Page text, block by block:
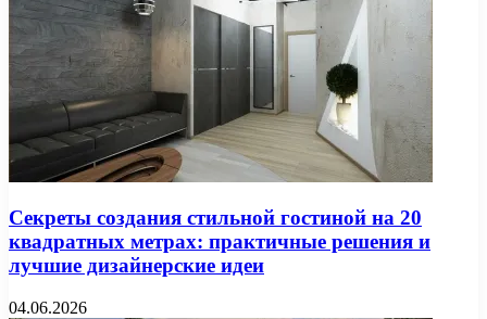
Секреты создания стильной гостиной на 20
квадратных метрах: практичные решения и
лучшие дизайнерские идеи
04.06.2026